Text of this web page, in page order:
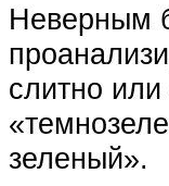
Неверным
слитно
зеленый».